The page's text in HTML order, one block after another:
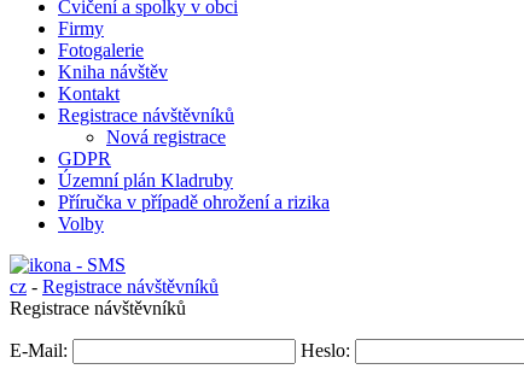
Cvičení a spolky v obci
Firmy
Fotogalerie
Kniha návštěv
Kontakt
Registrace návštěvníků
Nová registrace
GDPR
Územní plán Kladruby
Příručka v případě ohrožení a rizika
Volby
cz - Registrace návštěvníků
Registrace návštěvníků
E-Mail: Heslo: